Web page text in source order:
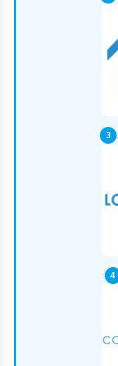
3
4